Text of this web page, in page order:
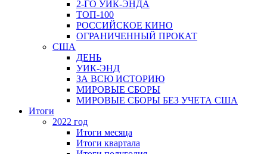
2-ГО УИК-ЭНДА
ТОП-100
РОССИЙСКОЕ КИНО
ОГРАНИЧЕННЫЙ ПРОКАТ
США
ДЕНЬ
УИК-ЭНД
ЗА ВСЮ ИСТОРИЮ
МИРОВЫЕ СБОРЫ
МИРОВЫЕ СБОРЫ БЕЗ УЧЕТА США
Итоги
2022 год
Итоги месяца
Итоги квартала